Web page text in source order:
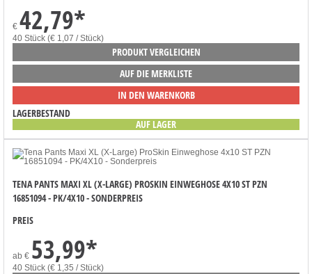
€ 42,79*
40 Stück (€ 1,07 / Stück)
PRODUKT VERGLEICHEN
AUF DIE MERKLISTE
IN DEN WARENKORB
LAGERBESTAND
AUF LAGER
TENA PANTS MAXI XL (X-LARGE) PROSKIN EINWEGHOSE 4X10 ST PZN
16851094 - PK/4X10 - SONDERPREIS
PREIS
ab € 53,99*
40 Stück (€ 1,35 / Stück)